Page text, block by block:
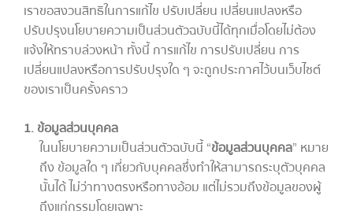
เราขอสงวนสิทธิในการแก้ไข ปรับเปลี่ยน เปลี่ยนแปลงหรือ
ปรับปรุงนโยบายความเป็นส่วนตัวฉบับนี้ได้ทุกเมื่อโดยไม่ต้อง
แจ้งให้ทราบล่วงหน้า ทั้งนี้ การแก้ไข การปรับเปลี่ยน การ
เปลี่ยนแปลงหรือการปรับปรุงใด ๆ จะถูกประกาศไว้บนเว็บไซต์
ของเราเป็นครั้งคราว
1. ข้อมูลส่วนบุคคล
ในนโยบายความเป็นส่วนตัวฉบับนี้ “ข้อมูลส่วนบุคคล” หมาย
ถึง ข้อมูลใด ๆ เกี่ยวกับบุคคลซึ่งทำให้สามารถระบุตัวบุคคล
นั้นได้ ไม่ว่าทางตรงหรือทางอ้อม แต่ไม่รวมถึงข้อมูลของผู้
ถึงแก่กรรมโดยเฉพาะ